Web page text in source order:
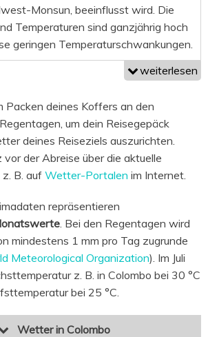
Monsun, beeinflusst wird. Die
Temperaturen sind ganzjährig hoch
geringen Temperaturschwankungen.
weiterlesen
Packen deines Koffers an den
um dein Reisegepäck
deines Reiseziels auszurichten.
vor der Abreise über die aktuelle
B. auf Wetter-Portalen im Internet.
repräsentieren
. Bei den Regentagen wird
mindestens 1 mm pro Tag zugrunde
Meteorological Organization). Im Juli
z. B. in Colombo bei 30 °C
bei 25 °C.
Wetter in Colombo